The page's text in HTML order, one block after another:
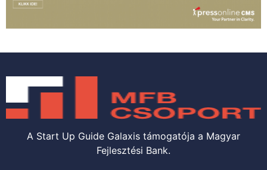
A Start Up Guide Galaxis támogatója a Magyar
Fejlesztési Bank.